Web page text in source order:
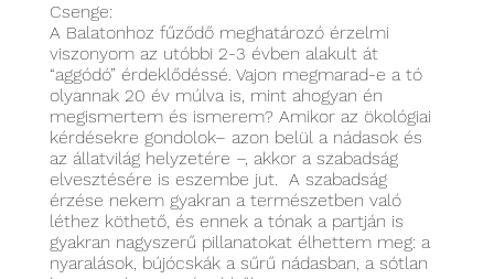
Csenge:
A Balatonhoz fűződő meghatározó érzelmi
viszonyom az utóbbi 2-3 évben alakult át
“aggódó” érdeklődéssé. Vajon megmarad-e a tó
olyannak 20 év múlva is, mint ahogyan én
megismertem és ismerem? Amikor az ökológiai
kérdésekre gondolok– azon belül a nádasok és
az állatvilág helyzetére –, akkor a szabadság
elvesztésére is eszembe jut. A szabadság
érzése nekem gyakran a természetben való
léthez köthető, és ennek a tónak a partján is
gyakran nagyszerű pillanatokat élhettem meg: a
nyaralások, bújócskák a sűrű nádasban, a sótlan